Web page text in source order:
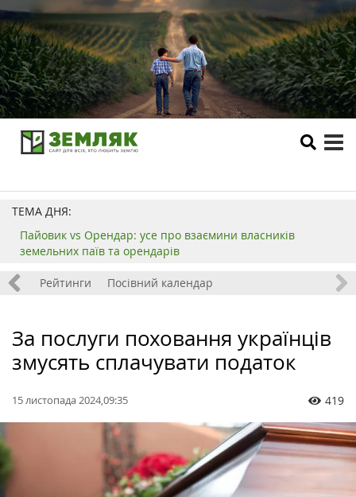
ТЕМА ДНЯ:
Пайовик vs Орендар: усе про взаємини власників
земельних паїв та орендарів
Рейтинги Посівний календар
За послуги поховання українців
змусять сплачувати податок
15 листопада 2024,09:35 419